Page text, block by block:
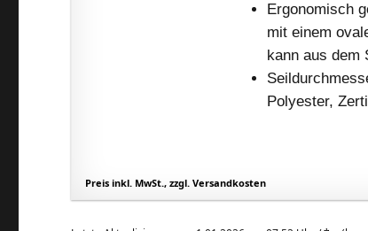
Ergonomisch
mit einem
kann aus dem
Polyester,
Preis inkl. MwSt., zzgl. Versandkosten